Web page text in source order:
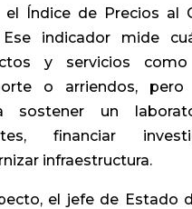
el Índice de Precios al
Ese indicador mide
y servicios como
o arriendos,
sostener un
financiar
infraestructura.
el jefe de Estado